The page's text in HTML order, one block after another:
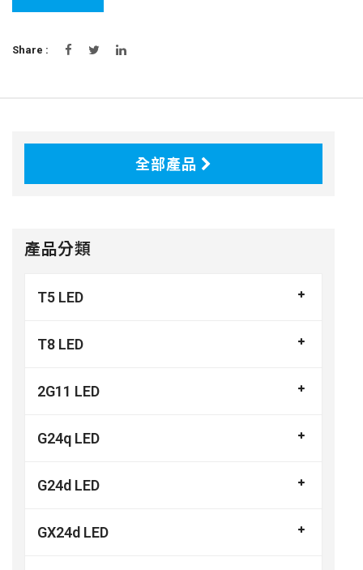
Share :
全部產品
產品分類
T5 LED
T8 LED
2G11 LED
G24q LED
G24d LED
GX24d LED